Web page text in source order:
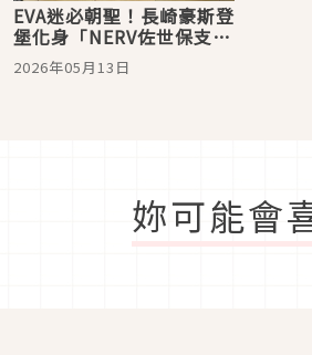
EVA迷必朝聖！長崎豪斯登
堡化身「NERV佐世保支
部」，聯名設施、美食、
周邊與住宿攻略一次看
2026年05月13日
妳可能會